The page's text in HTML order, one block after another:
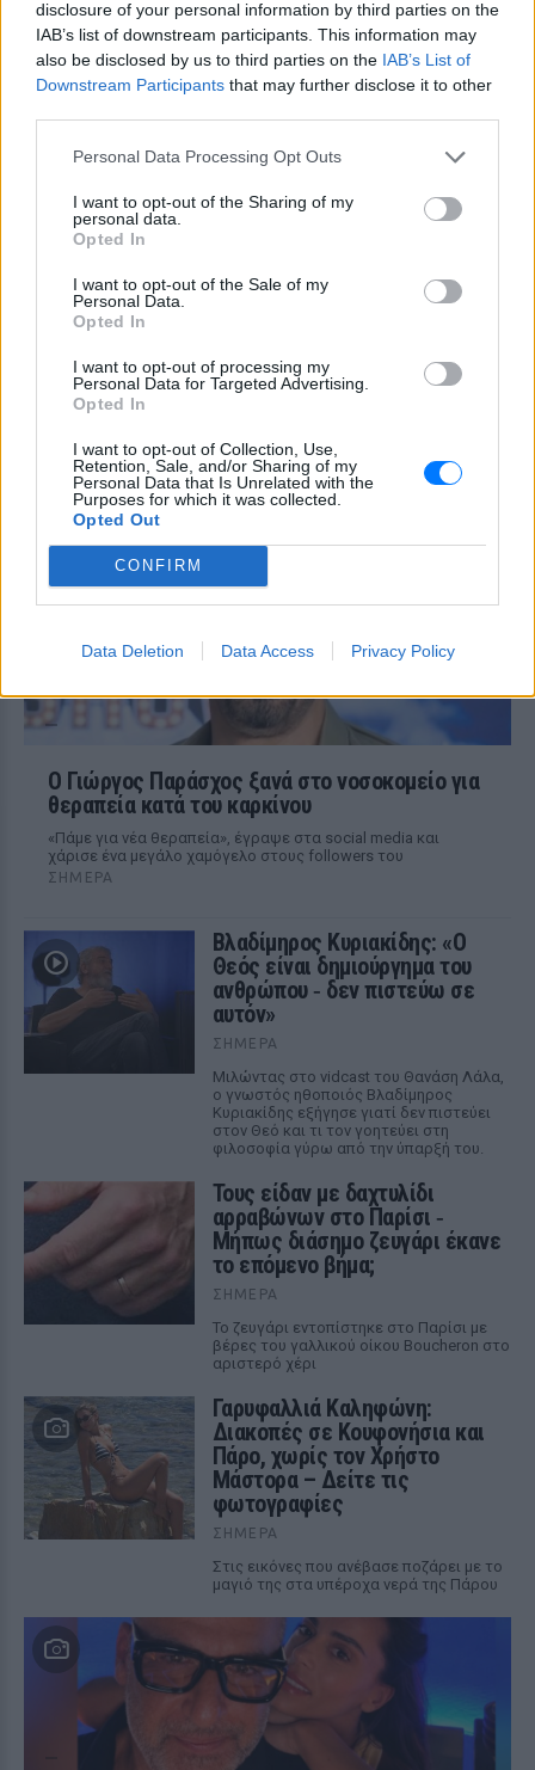
disclosure of your personal information by third parties on the
IAB’s list of downstream participants. This information may
also be disclosed by us to third parties on the IAB’s List of
Downstream Participants that may further disclose it to other
Personal Data Processing Opt Outs
I want to opt-out of the Sharing of my
personal data.
Opted In
I want to opt-out of the Sale of my
Personal Data.
Opted In
I want to opt-out of processing my
Personal Data for Targeted Advertising.
Opted In
I want to opt-out of Collection, Use,
Retention, Sale, and/or Sharing of my
Personal Data that Is Unrelated with the
Purposes for which it was collected.
Opted Out
CONFIRM
Data Deletion Data Access Privacy Policy
νοσοκομείο της Αρτας.
Η Ιωάννα Τούνη δημοσίευσε
υλικό από τις διακοπές της στη
ταξιδέψει, αυτός είναι ο
αγαπημένος μου προορισμός
Η Instagrammer έδειξε στους
Ο Λάκης Γαβαλάς έκλεισε τα 74
ζωή, τους γονείς του και την
υγεία του
Ο διάσημος σχεδιαστής μόδας
μοιράστηκε ένα συγκινητικό μήνυμα στο
Instagram, μιλώντας για την οικογένειά
του, τη δημιουργικότητά του και τη χαρά
O Γιώργος Παράσχος ξανά στο νοσοκομείο για
θεραπεία κατά του καρκίνου
«Πάμε για νέα θεραπεία», έγραψε στα social media και
χάρισε ένα μεγάλο χαμόγελο στους followers του
ΣΉΜΕΡΑ
Βλαδίμηρος Κυριακίδης: «Ο
Θεός είναι δημιούργημα του
ανθρώπου ‑ δεν πιστεύω σε
αυτόν»
ΣΉΜΕΡΑ
Μιλώντας στο vidcast του Θανάση Λάλα,
ο γνωστός ηθοποιός Βλαδίμηρος
Κυριακίδης εξήγησε γιατί δεν πιστεύει
στον Θεό και τι τον γοητεύει στη
φιλοσοφία γύρω από την ύπαρξή του.
Τους είδαν με δαχτυλίδι
αρραβώνων στο Παρίσι ‑
Μήπως διάσημο ζευγάρι έκανε
το επόμενο βήμα;
ΣΉΜΕΡΑ
Το ζευγάρι εντοπίστηκε στο Παρίσι με
βέρες του γαλλικού οίκου Boucheron στο
αριστερό χέρι
Γαρυφαλλιά Καληφώνη:
Διακοπές σε Κουφονήσια και
Πάρο, χωρίς τον Χρήστο
Μάστορα – Δείτε τις
φωτογραφίες
ΣΉΜΕΡΑ
Στις εικόνες που ανέβασε ποζάρει με το
μαγιό της στα υπέροχα νερά της Πάρου